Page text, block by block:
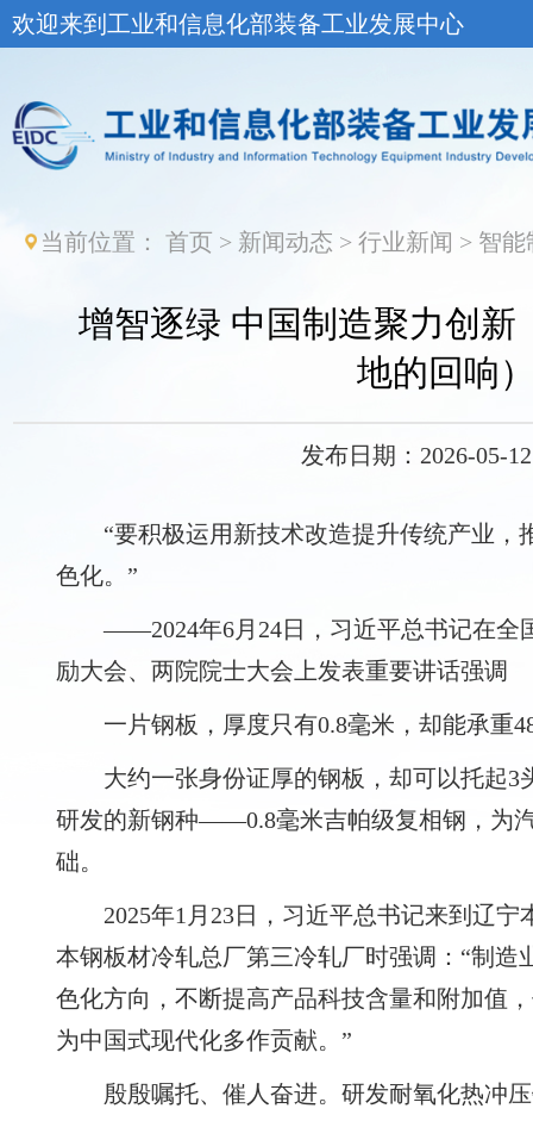
欢迎来到工业和信息化部装备工业发展中心
当前位置：首页 > 新闻动态 >行业新闻 > 智能
增智逐绿 中国制造聚力创新
地的回响
发布日期：2026-05-
“要积极运用新技术改造提升传统产业，
色化。”
——2024年6月24日，习近平总书记在全
励大会、两院院士大会上发表重要讲话强调
一片钢板，厚度只有0.8毫米，却能承重
大约一张身份证厚的钢板，却可以托起3
研发的新钢种——0.8毫米吉帕级复相钢，为
础。
2025年1月23日，习近平总书记来到辽
本钢板材冷轧总厂第三冷轧厂时强调：“制造
色化方向，不断提高产品科技含量和附加值
为中国式现代化多作贡献。”
殷殷嘱托、催人奋进。研发耐氧化热冲